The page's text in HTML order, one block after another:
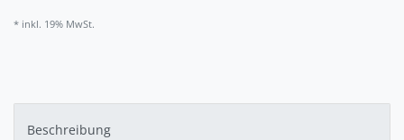
* inkl. 19% MwSt.
Beschreibung